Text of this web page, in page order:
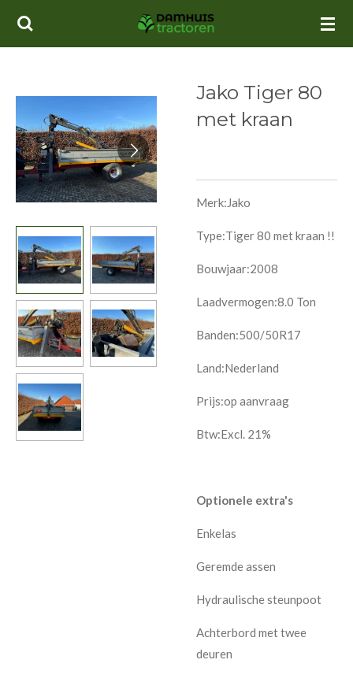
Ga
Jako Tiger 80
met kraan
Merk:Jako
Type:Tiger 80 met kraan !!
Bouwjaar:2008
Laadvermogen:8.0 Ton
Banden:500/50R17
Land:Nederland
Prijs:op aanvraag
Btw:Excl. 21%
Optionele extra's
Enkelas
Geremde assen
Hydraulische steunpoot
Achterbord met twee
deuren